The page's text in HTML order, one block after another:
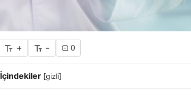
+ - 0
İçindekiler [gizli]